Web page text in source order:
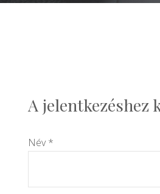
A jelentkezéshez
Név *